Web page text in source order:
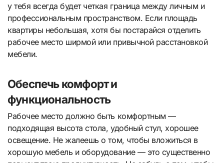
у тебя всегда будет четкая граница между личным и
профессиональным пространством. Если площадь
квартиры небольшая, хотя бы постарайся отделить
рабочее место ширмой или привычной расстановкой
мебели.
Обеспечь комфорт и
функциональность
Рабочее место должно быть комфортным —
подходящая высота стола, удобный стул, хорошее
освещение. Не жалеешь о том, чтобы вложиться в
хорошую мебель и оборудование — это существенно